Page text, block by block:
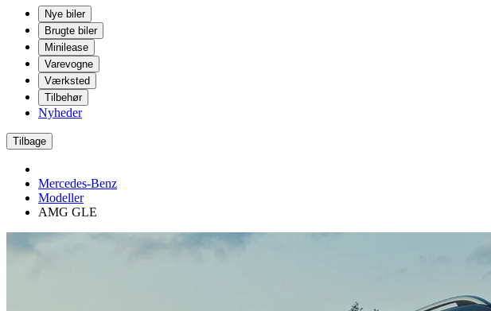
Nye biler
Brugte biler
Minilease
Varevogne
Værksted
Tilbehør
Nyheder
Tilbage
Mercedes-Benz
Modeller
AMG GLE